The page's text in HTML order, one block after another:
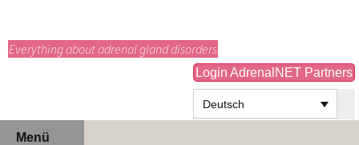
Everything about adrenal gland disorders
Login AdrenalNET Partners
Deutsch
Menü